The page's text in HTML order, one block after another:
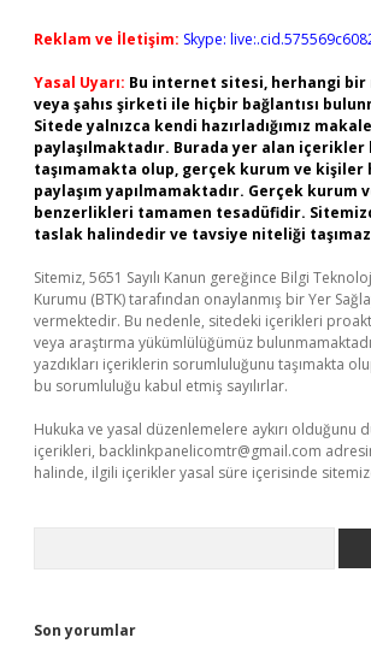
Reklam ve İletişim: Skype:
Yasal Uyarı: Bu internet sitesi, herhangi bir
veya şahıs şirketi ile hiçbir bağlantısı
Sitede yalnızca kendi hazırladığımız
paylaşılmaktadır. Burada yer alan
taşımamakta olup, gerçek kurum ve kişiler
paylaşım yapılmamaktadır. Gerçek kurum
benzerlikleri tamamen tesadüfidir.
taslak halindedir ve tavsiye niteliği
Sitemiz, 5651 Sayılı Kanun gereğince Bilgi
Kurumu (BTK) tarafından onaylanmış bir Yer
vermektedir. Bu nedenle, sitedeki içerikleri
veya araştırma yükümlülüğümüz
yazdıkları içeriklerin sorumluluğunu taşımakta
bu sorumluluğu kabul etmiş sayılırlar.
Hukuka ve yasal düzenlemelere aykırı olduğunu
içerikleri, backlinkpanelicomtr@gmail.com
halinde, ilgili içerikler yasal süre içerisinde
Son yorumlar